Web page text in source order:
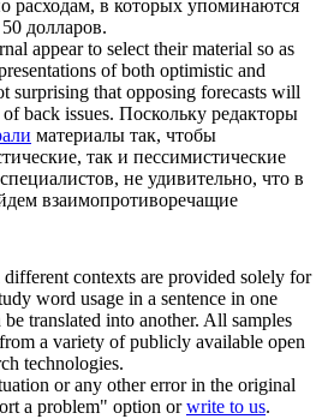
расходам, в которых упоминаются
долларов.
appear to selecttheir material so as
of both optimistic and
surprising that opposing forecasts will
back issues. Поскольку редакторы
материалы так, чтобы
так и пессимистические
не удивительно, что в
взаимопротиворечащие
contexts are provided solely for
word usage in a sentence in one
translated into another. All samples
a variety of publicly available open
technologies.
or any other error in the original
a problem" option orwrite to us.